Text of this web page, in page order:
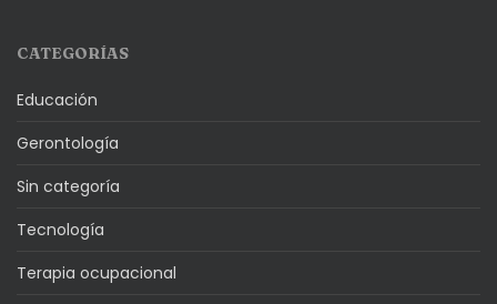
CATEGORÍAS
Educación
Gerontología
Sin categoría
Tecnología
Terapia ocupacional